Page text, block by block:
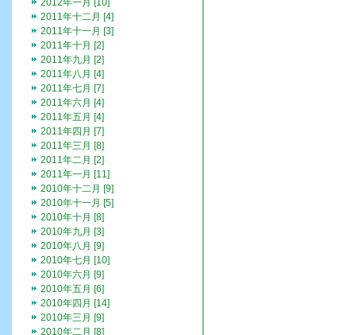
2012年一月 [10]
2011年十二月 [4]
2011年十一月 [3]
2011年十月 [2]
2011年九月 [2]
2011年八月 [4]
2011年七月 [7]
2011年六月 [4]
2011年五月 [4]
2011年四月 [7]
2011年三月 [8]
2011年二月 [2]
2011年一月 [11]
2010年十二月 [9]
2010年十一月 [5]
2010年十月 [8]
2010年九月 [3]
2010年八月 [9]
2010年七月 [10]
2010年六月 [9]
2010年五月 [6]
2010年四月 [14]
2010年三月 [9]
2010年二月 [8]